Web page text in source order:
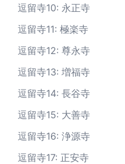
逗留寺10: 永正寺
逗留寺11: 極楽寺
逗留寺12: 尊永寺
逗留寺13: 増福寺
逗留寺14: 長谷寺
逗留寺15: 大善寺
逗留寺16: 浄源寺
逗留寺17: 正安寺